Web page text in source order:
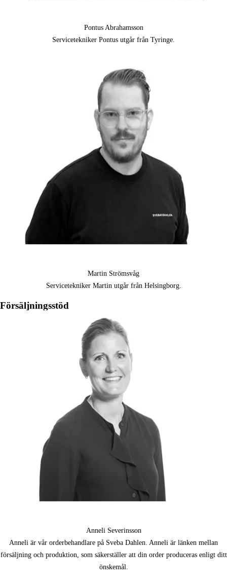
Pontus Abrahamsson
Servicetekniker Pontus utgår från Tyringe.
Martin Strömsvåg
Servicetekniker Martin utgår från Helsingborg.
Försäljningsstöd
Anneli Severinsson
Anneli är vår orderbehandlare på Sveba Dahlen. Anneli är länken mellan
försäljning och produktion, som säkerställer att din order produceras enligt ditt
önskemål.